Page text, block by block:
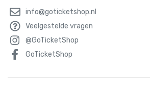
info@goticketshop.nl
Veelgestelde vragen
@GoTicketShop
GoTicketShop